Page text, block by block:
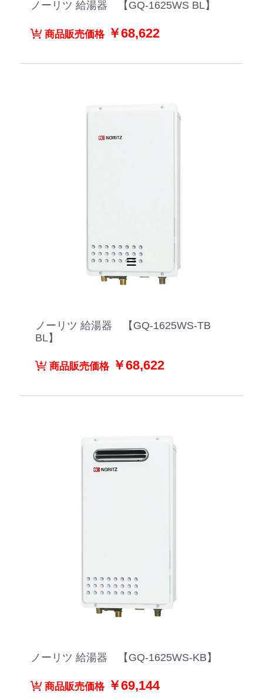
ノーリツ 給湯器 【GQ-1625WS BL】
商品販売価格￥68,622
ノーリツ 給湯器 【GQ-1625WS-TB
BL】
商品販売価格￥68,622
ノーリツ 給湯器 【GQ-1625WS-KB】
商品販売価格￥69,144